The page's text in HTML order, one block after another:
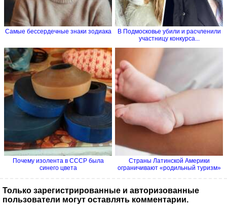
Самые бессердечные знаки зодиака
В Подмосковье убили и расчленили
участницу конкурса...
Почему изолента в СССР была
синего цвета
Страны Латинской Америки
ограничивают «родильный туризм»
Только зарегистрированные и авторизованные
пользователи могут оставлять комментарии.